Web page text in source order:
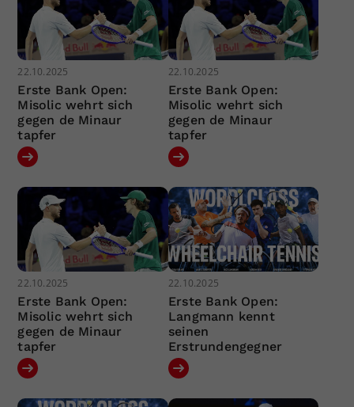
22.10.2025
Erste Bank Open:
Misolic wehrt sich
gegen de Minaur
tapfer
22.10.2025
Erste Bank Open:
Misolic wehrt sich
gegen de Minaur
tapfer
22.10.2025
Erste Bank Open:
Misolic wehrt sich
gegen de Minaur
tapfer
22.10.2025
Erste Bank Open:
Langmann kennt
seinen
Erstrundengegner